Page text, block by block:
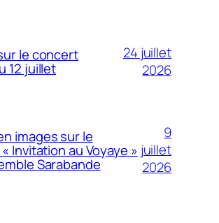
le concert
12 juillet
24 juillet
2026
images sur le
Invitation au Voyaye »
Sarabande
9
juillet
2026